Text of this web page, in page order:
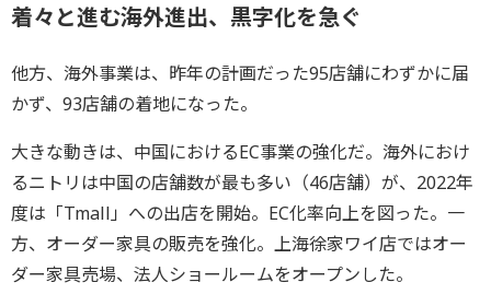
着々と進む海外進出、黒字化を急ぐ
他方、海外事業は、昨年の計画だった95店舗にわずかに届
かず、93店舗の着地になった。
大きな動きは、中国におけるEC事業の強化だ。海外におけ
るニトリは中国の店舗数が最も多い（46店舗）が、2022年
度は「Tmall」への出店を開始。EC化率向上を図った。一
方、オーダー家具の販売を強化。上海徐家ワイ店ではオー
ダー家具売場、法人ショールームをオープンした。